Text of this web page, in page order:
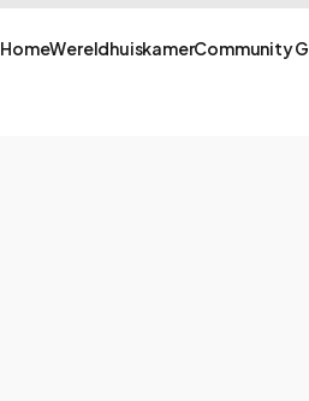
HomeWereldhuiskamerCommunity